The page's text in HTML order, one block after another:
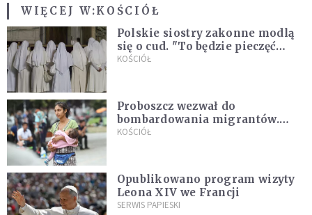
WIĘCEJ W:KOŚCIÓŁ
Polskie siostry zakonne modlą
się o cud. "To będzie pieczęć
Pana Boga dla naszej wiary"
KOŚCIÓŁ
Proboszcz wezwał do
bombardowania migrantów.
"Masowy ogień przeciwko
KOŚCIÓŁ
Opublikowano program wizyty
Leona XIV we Francji
SERWIS PAPIESKI